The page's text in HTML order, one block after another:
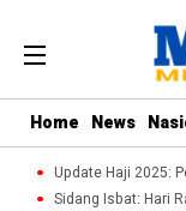
Home News
Update Haji 2025:
Sidang Isbat: Hari